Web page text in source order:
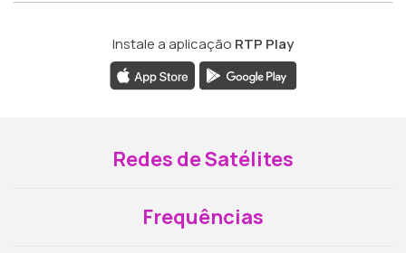
Instale a aplicação RTP Play
Redes de Satélites
Frequências